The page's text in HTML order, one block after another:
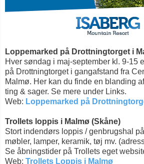
Loppemarked på Drottningtorget i
Hver søndag i maj-september kl. 9-15
på Drottningtorget i gangafstand fra
Malmø. Her kan du finde en blanding
ting & sager. Se mere under Links.
Web: Loppemarked på
Trollets loppis i Malmø (Skåne)
Stort indendørs loppis / genbrugshal
møbler, lamper, keramik, tøj mv.
Se åbningstider på Trollets eget
Web: Trollets Loppis i Malmø